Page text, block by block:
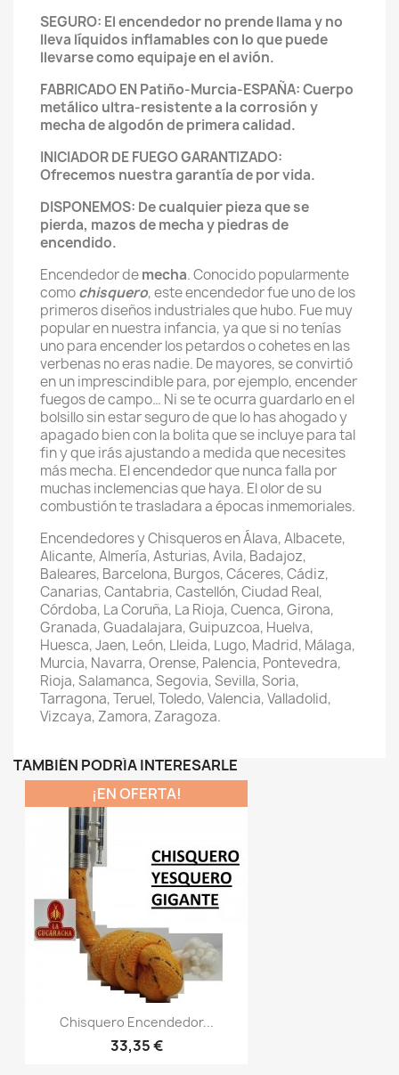
SEGURO: El encendedor no prende llama y no
lleva líquidos inflamables con lo que puede
llevarse como equipaje en el avión.
FABRICADO EN Patiño-Murcia-ESPAÑA: Cuerpo
metálico ultra-resistente a la corrosión y
mecha de algodón de primera calidad.
INICIADOR DE FUEGO GARANTIZADO:
Ofrecemos nuestra garantía de por vida.
DISPONEMOS: De cualquier pieza que se
pierda, mazos de mecha y piedras de
encendido.
Encendedor demecha. Conocido popularmente
comochisquero, este encendedor fue uno de los
primeros diseños industriales que hubo. Fue muy
popular en nuestra infancia, ya que si no tenías
uno para encender los petardos o cohetes en las
verbenas no eras nadie. De mayores, se convirtió
en un imprescindible para, por ejemplo, encender
fuegos de campo… Ni se te ocurra guardarlo en el
bolsillo sin estar seguro de que lo has ahogado y
apagado bien con la bolita que se incluye para tal
fin y que irás ajustando a medida que necesites
más mecha. El encendedor que nunca falla por
muchas inclemencias que haya. El olor de su
combustión te trasladara a épocas inmemoriales.
Encendedores y Chisqueros en Álava, Albacete,
Alicante, Almería, Asturias, Avila, Badajoz,
Baleares, Barcelona, Burgos, Cáceres, Cádiz,
Canarias, Cantabria, Castellón, Ciudad Real,
Córdoba, La Coruña, La Rioja, Cuenca, Girona,
Granada, Guadalajara, Guipuzcoa, Huelva,
Huesca, Jaen, León, Lleida, Lugo, Madrid, Málaga,
Murcia, Navarra, Orense, Palencia, Pontevedra,
Rioja, Salamanca, Segovia, Sevilla, Soria,
Tarragona, Teruel, Toledo, Valencia, Valladolid,
Vizcaya, Zamora, Zaragoza.
TAMBIÉN PODRÍA INTERESARLE
Chisquero Encendedor...
33,35 €
¡EN OFERTA!